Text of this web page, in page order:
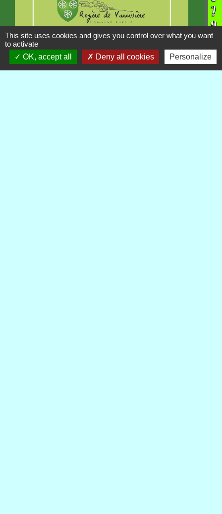
INFORMATION
Projet GAEC du Villard
This site uses cookies and gives you control over what you want
to activate
OK, accept all
Deny all cookies Personalize